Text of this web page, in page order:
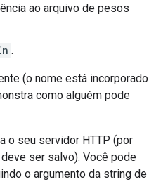
ao arquivo de pesos
.
(o nome está incorporado
como alguém pode
o seu servidor HTTP (por
ser salvo). Você pode
o argumento da string de